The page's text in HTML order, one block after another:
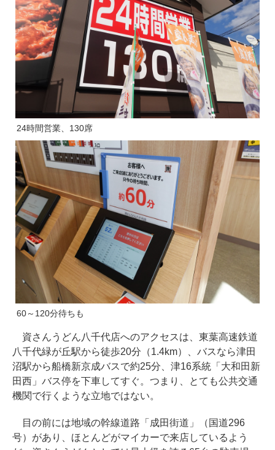
24時間営業、130席
60～120分待ちも
資さんうどん八千代店へのアクセスは、東葉高速鉄道
八千代緑が丘駅から徒歩20分（1.4km）、バスなら津田
沼駅から船橋新京成バスで約25分、津16系統「大和田新
田西」バス停を下車してすぐ。つまり、とても公共交通
機関で行くような立地ではない。
目の前には地域の幹線道路「成田街道」（国道296
号）があり、ほとんどがマイカーで来店しているよう